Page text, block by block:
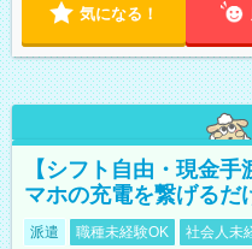
気になる！
【シフト自由・現金
マホの充電を繋げるだ
派遣 職種未経験OK 社会人未